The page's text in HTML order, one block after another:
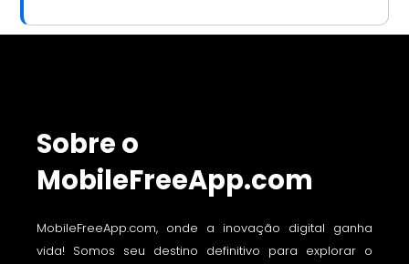
Sobre o
MobileFreeApp.com
MobileFreeApp.com, onde a inovação digital ganha
vida! Somos seu destino definitivo para explorar o